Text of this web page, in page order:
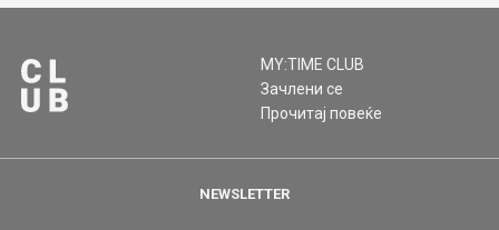
MY:TIME CLUB
Зачлени се
Прочитај повеќе
NEWSLETTER